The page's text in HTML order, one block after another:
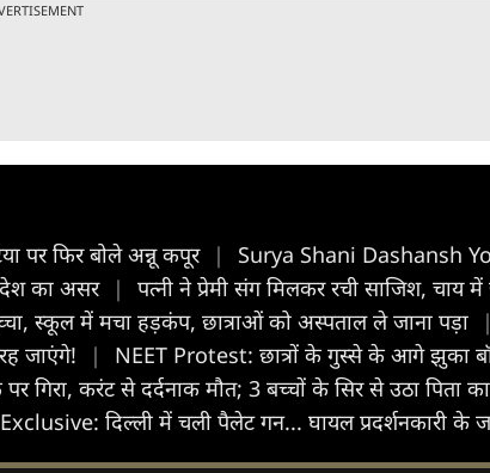
पर फिर बोले अन्नू कपूर |
Surya Shani Dashansh
का असर |
पत्नी ने प्रेमी संग मिलकर रची साजिश, चाय
स्कूल में मचा हड़कंप, छात्राओं को अस्पताल ले जाना पड़ा |
जाएंगे!
|
NEET Protest: छात्रों के गुस्से के आगे झुका
करंट से दर्दनाक मौत; 3 बच्चों के सिर से उठा पिता
Exclusive: दिल्ली में चली पैलेट गन... घायल प्रदर्शनकारी के